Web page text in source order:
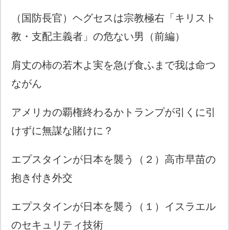
（国防長官）ヘグセスは宗教極右「キリスト
教・支配主義者」の危ない男（前編）
肩丈の柿の若木よ実を急げ食ふまで我は命つ
ながん
アメリカの覇権終わるかトランプが引くに引
けずに無謀な賭けに？
エプスタインが日本を襲う（２）高市早苗の
抱き付き外交
エプスタインが日本を襲う（１）イスラエル
のセキュリティ技術